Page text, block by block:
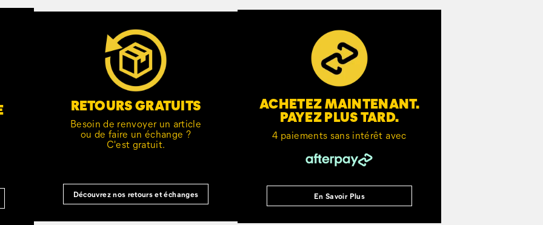
RETOURS GRATUITS
Besoin de renvoyer un article
ou de faire un échange ?
C'est gratuit.
Découvrez nos retours et échanges
ACHETEZ MAINTENANT.
PAYEZ PLUS TARD.
4 paiements sans intérêt avec
En Savoir Plus